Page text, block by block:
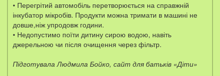
• Перегрітий автомобіль перетворюється на справжній
інкубатор мікробів. Продукти можна тримати в машині не
довше,ніж упродовж години.
• Недопустимо поїти дитину сирою водою, навіть
джерельною чи після очищення через фільтр.
Підготувала Людмила Бойко, сайт для батьків «Діти»